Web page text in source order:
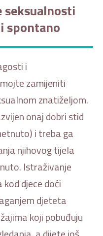
spontano
i
zamijeniti
znatiželjom.
onaj dobri stid
i treba ga
njihovog tijela
Istraživanje
djece doći
djeteta
koji pobuđuju